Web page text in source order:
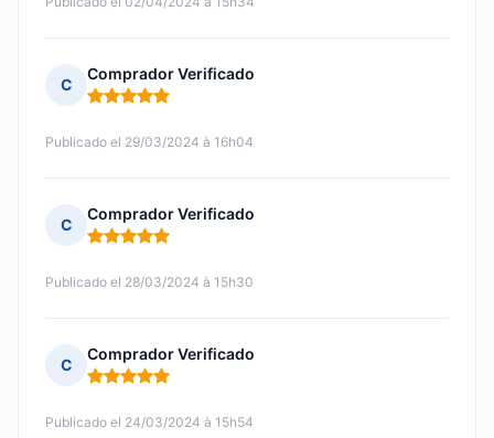
C
Comprador Verificado
Nota: 5 de 5
Publicado el 29/03/2024 à 16h04
C
Comprador Verificado
Nota: 5 de 5
Publicado el 28/03/2024 à 15h30
C
Comprador Verificado
Nota: 5 de 5
Publicado el 24/03/2024 à 15h54